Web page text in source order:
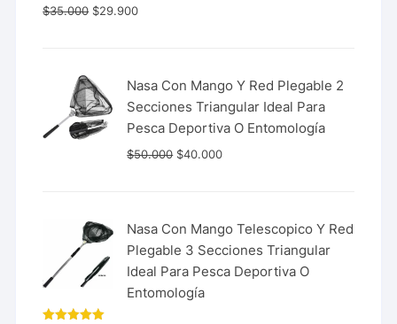
Valorado
con
$35.000 $29.900
Nasa Con Mango Y Red Plegable 2
Secciones Triangular Ideal Para
Pesca Deportiva O Entomología
$50.000 $40.000
Nasa Con Mango Telescopico Y Red
Plegable 3 Secciones Triangular
Ideal Para Pesca Deportiva O
Entomología